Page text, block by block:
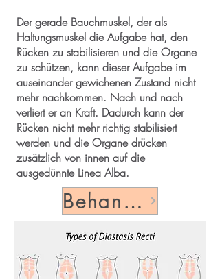
Der gerade Bauchmuskel, der als
Haltungsmuskel die Aufgabe hat, den
Rücken zu stabilisieren und die Organe
zu schützen, kann dieser Aufgabe im
auseinander gewichenen Zustand nicht
mehr nachkommen. Nach und nach
verliert er an Kraft. Dadurch kann der
Rücken nicht mehr richtig stabilisiert
werden und die Organe drücken
zusätzlich von innen auf die
ausgedünnte Linea Alba.
Behandlungsmöglichkeiten